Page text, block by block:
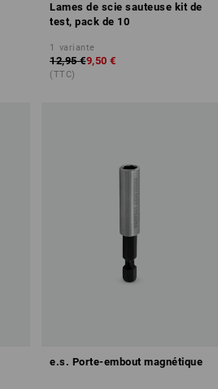
Lames de scie sauteuse kit de
test, pack de 10
1 variante
12,95 €9,50 €
(TTC)
e.s. Porte-embout magnétique